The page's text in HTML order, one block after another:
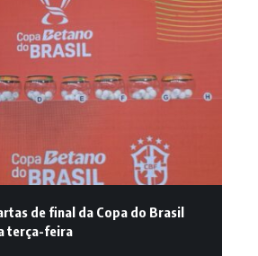
de final da Copa do Brasil
terça-feira